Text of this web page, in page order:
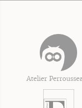
Atelier